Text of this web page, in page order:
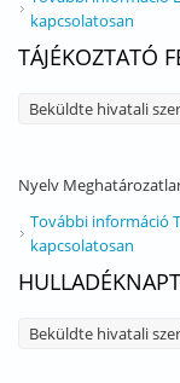
kapcsolatosan
TÁJÉKOZTATÓ
Beküldte hivatali
Nyelv
További információ
kapcsolatosan
Beküldte hivatali